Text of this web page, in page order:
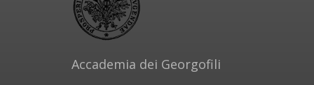
Accademia dei Georgofili